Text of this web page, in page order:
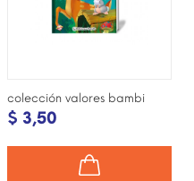
colección valores bambi
$ 3,50